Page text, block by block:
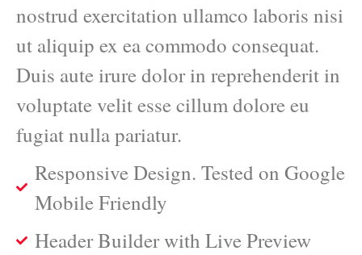
nostrud exercitation ullamco laboris nisi
ut aliquip ex ea commodo consequat.
Duis aute irure dolor in reprehenderit in
voluptate velit esse cillum dolore eu
fugiat nulla pariatur.
Responsive Design. Tested on Google
Mobile Friendly
Header Builder with Live Preview